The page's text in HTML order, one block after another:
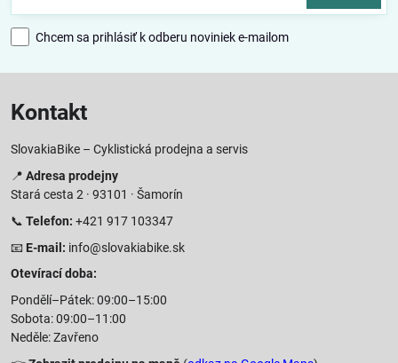
Chcem sa prihlásiť k odberu noviniek e-mailom
Kontakt
SlovakiaBike – Cyklistická prodejna a servis
📍 Adresa prodejny
Stará cesta 2 · 93101 · Šamorín
📞 Telefon: +421 917 103347
📧 E-mail: info@slovakiabike.sk
Otevírací doba:
Pondělí–Pátek: 09:00–15:00
Sobota: 09:00–11:00
Neděle: Zavřeno